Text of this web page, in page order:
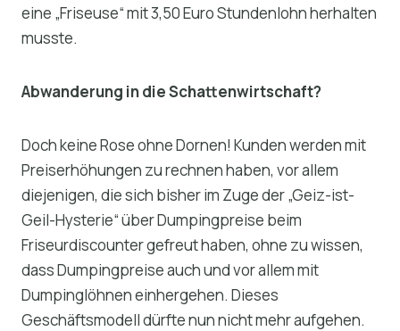
eine „Friseuse“ mit 3,50 Euro Stundenlohn herhalten
musste.
Abwanderung in die Schattenwirtschaft?
Doch keine Rose ohne Dornen! Kunden werden mit
Preiserhöhungen zu rechnen haben, vor allem
diejenigen, die sich bisher im Zuge der „Geiz-ist-
Geil-Hysterie“ über Dumpingpreise beim
Friseurdiscounter gefreut haben, ohne zu wissen,
dass Dumpingpreise auch und vor allem mit
Dumpinglöhnen einhergehen. Dieses
Geschäftsmodell dürfte nun nicht mehr aufgehen.